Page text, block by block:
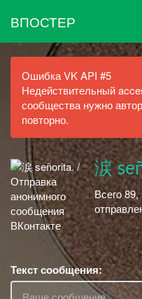
ВПОСТЕР
Ошибка VK API #5
Недействительный
сообщества нужно
повторно.
涙
Всего
Текст сообщения: